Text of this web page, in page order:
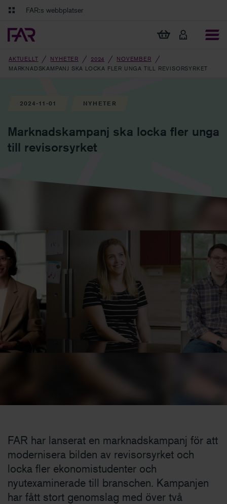
Gå till innehåll
Gå till navigation
Ekonomiska regler på ett och samma ställe
Debatt och fördjupning i branschens frågor
FAR:s webbplatser
Visa min varukorg
AKTUELLT NYHETER 2024
NOVEMBER
MARKNADSKAMPANJ SKA LOCKA FLER UNGA TILL REVISORSYRKET
2024-11-01 NYHETER
Marknadskampanj ska locka fler unga
till revisorsyrket
FAR har lanserat en marknadskampanj för att
modernisera bilden av revisorsyrket och
locka fler ekonomistudenter och
nyutexaminerade till branschen. Kampanjen
har fått stort genomslag med över två